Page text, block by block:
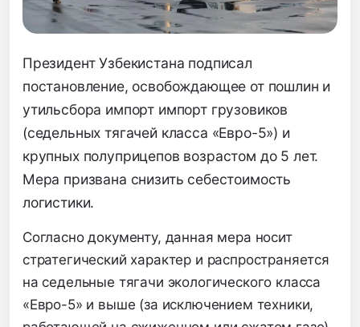
Президент Узбекистана подписал
постановление, освобождающее от пошлин и
утильсбора импорт импорт грузовиков
(седельных тягачей класса «Евро-5») и
крупных полуприцепов возрастом до 5 лет.
Мера призвана снизить себестоимость
логистики.
Согласно документу, данная мера носит
стратегический характер и распространяется
на седельные тягачи экологического класса
«Евро-5» и выше (за исключением техники,